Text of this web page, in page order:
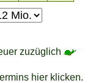
zuzüglich
hier klicken.